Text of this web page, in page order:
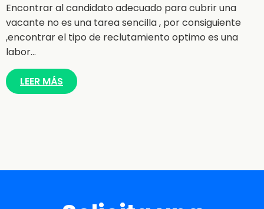
Encontrar al candidato adecuado para cubrir una
vacante no es una tarea sencilla , por consiguiente
,encontrar el tipo de reclutamiento optimo es una
labor…
LEER MÁS